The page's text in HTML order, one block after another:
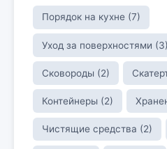
Порядок на кухне (7)
Уход за поверхностями (3)
Сковороды (2)
Контейнеры (2)
Чистящие средства (2)